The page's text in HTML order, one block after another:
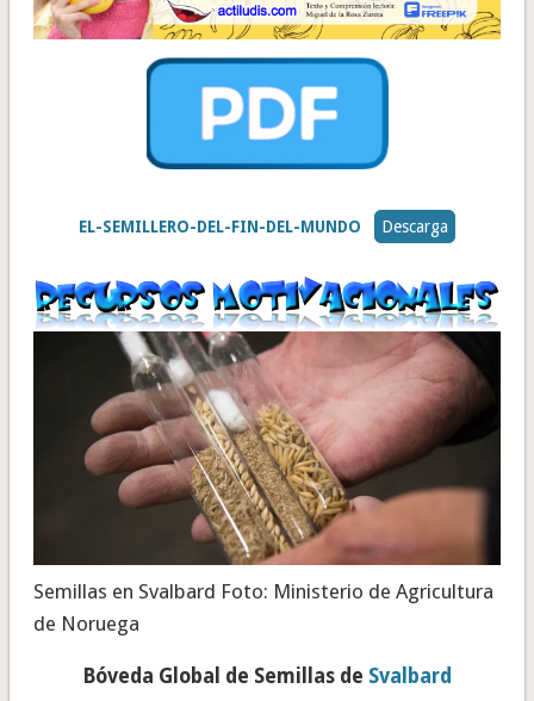
EL-SEMILLERO-DEL-FIN-DEL-MUNDO Descarga
Semillas en Svalbard Foto: Ministerio de Agricultura
de Noruega
Bóveda Global de Semillas de Svalbard